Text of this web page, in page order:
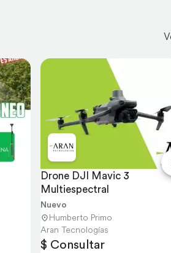
Drone DJI Mavic 3
Multiespectral
Nuevo
Humberto Primo
Aran Tecnologías
$ Consultar